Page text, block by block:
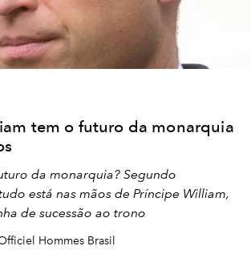
tem o futuro da monarquia
da monarquia? Segundo
está nas mãos de Príncipe William,
de sucessão ao trono
Hommes Brasil